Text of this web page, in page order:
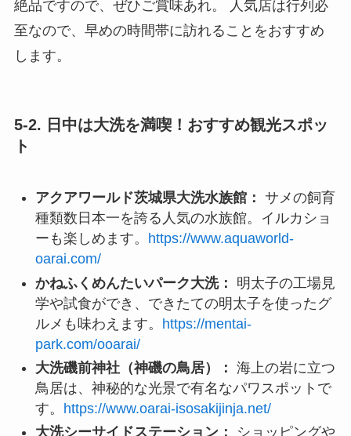
絶品ですので、ぜひご賞味あれ。 人気店は行列必
至なので、早めの時間帯に訪れることをおすすめ
します。
5-2. 日中は大洗を満喫！おすすめ観光スポッ
ト
アクアワールド茨城県大洗水族館： サメの飼育
種類数日本一を誇る人気の水族館。イルカショ
ーも楽しめます。
https://www.aquaworld-
oarai.com/
かねふくめんたいパーク大洗：
明太子の工場見
学や試食ができ、できたての明太子を使ったグ
ルメも味わえます。 https://mentai-
park.com/ooarai/
大洗磯前神社（神磯の鳥居）： 海上の岩に立つ
鳥居は、神秘的な光景で有名なパワスポットで
す。
https://www.oarai-isosakijinja.net/
大洗シーサイドステーション：
ショッピングや